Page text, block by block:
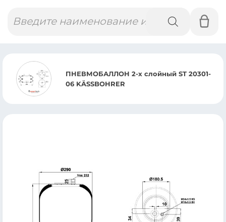
товаров
ПНЕВМОБАЛЛОН 2-х слойный ST 20301-
06 KÄSSBOHRER